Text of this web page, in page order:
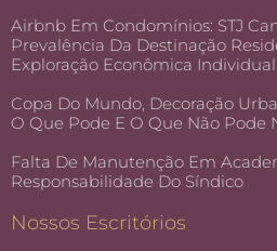
Airbnb Em Condomínios: STJ
Prevalência Da Destinação
Exploração Econômica Individual
Copa Do Mundo, Decoração
O Que Pode E O Que Não Pode
Falta De Manutenção Em
Responsabilidade Do Síndico
Nossos Escritórios